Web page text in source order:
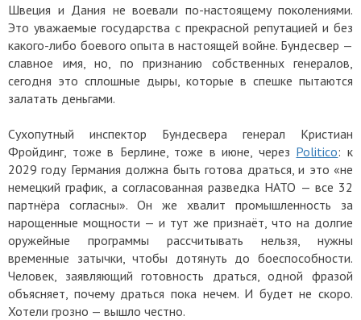
Швеция и Дания не воевали по-настоящему поколениями.
Это уважаемые государства с прекрасной репутацией и без
какого-либо боевого опыта в настоящей войне. Бундесвер —
славное имя, но, по признанию собственных генералов,
сегодня это сплошные дыры, которые в спешке пытаются
залатать деньгами.
Сухопутный инспектор Бундесвера генерал Кристиан
Фройдинг, тоже в Берлине, тоже в июне, через Politico: к
2029 году Германия должна быть готова драться, и это «не
немецкий график, а согласованная разведка НАТО — все 32
партнёра согласны». Он же хвалит промышленность за
нарощенные мощности — и тут же признаёт, что на долгие
оружейные программы рассчитывать нельзя, нужны
временные затычки, чтобы дотянуть до боеспособности.
Человек, заявляющий готовность драться, одной фразой
объясняет, почему драться пока нечем. И будет не скоро.
Хотели грозно — вышло честно.